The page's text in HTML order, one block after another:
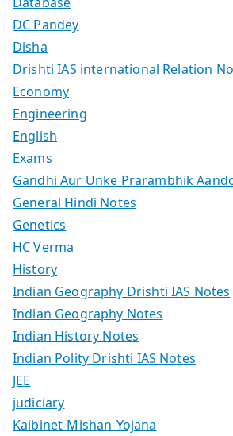
DC Pandey
Disha
Drishti IAS international Relation
Economy
Engineering
English
Exams
Gandhi Aur Unke Prarambhik
General Hindi Notes
Genetics
HC Verma
History
Indian Geography Drishti IAS Notes
Indian Geography Notes
Indian History Notes
Indian Polity Drishti IAS Notes
JEE
judiciary
Kaibinet-Mishan-Yojana